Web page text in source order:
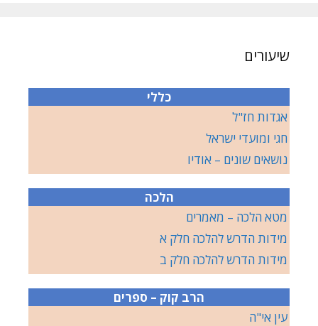
שיעורים
כללי
אגדות חז"ל
חגי ומועדי ישראל
נושאים שונים – אודיו
הלכה
מטא הלכה – מאמרים
מידות הדרש להלכה חלק א
מידות הדרש להלכה חלק ב
הרב קוק – ספרים
עין אי"ה